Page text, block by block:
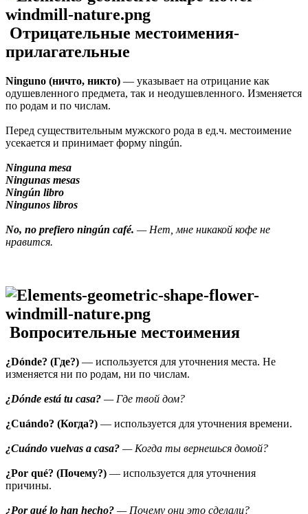
Отрицательные местоимения-
прилагательные
Ninguno (ничто, никто) — указывает на отрицание как
одушевленного предмета, так и неодушевленного. Изменяется
по родам и по числам.
Перед существительным мужского рода в ед.ч. местоимение
усекается и принимает форму ningún.
Ninguna mesa
Ningunas mesas
Ningún libro
Ningunos libros
No, no prefiero ningún café. — Нет, мне никакой кофе не
нравится.
Вопросительные местоимения
¿Dónde? (Где?) — используется для уточнения места. Не
изменяется ни по родам, ни по числам.
¿Dónde está tu casa? — Где твой дом?
¿Cuándo? (Когда?) — используется для уточнения времени.
¿Cuándo vuelvas a casa? — Когда ты вернешься домой?
¿Por qué? (Почему?) — используется для уточнения
причины.
¿Por qué lo han hecho? — Почему они это сделали?